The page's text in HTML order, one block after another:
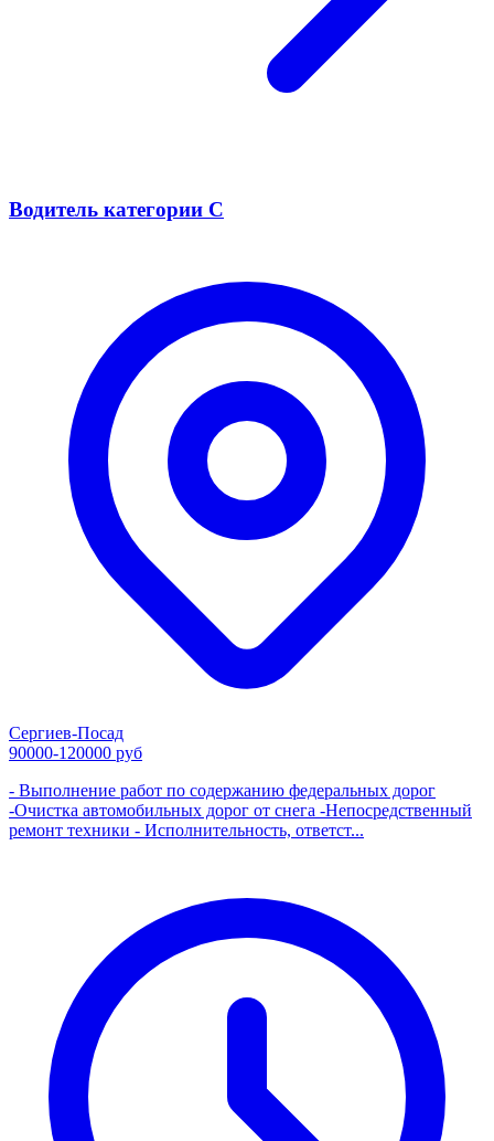
Водитель категории С
Сергиев-Посад
90000-120000 руб
- Выполнение работ по содержанию федеральных дорог
-Очистка автомобильных дорог от снега -Непосредственный
ремонт техники - Исполнительность, ответст...